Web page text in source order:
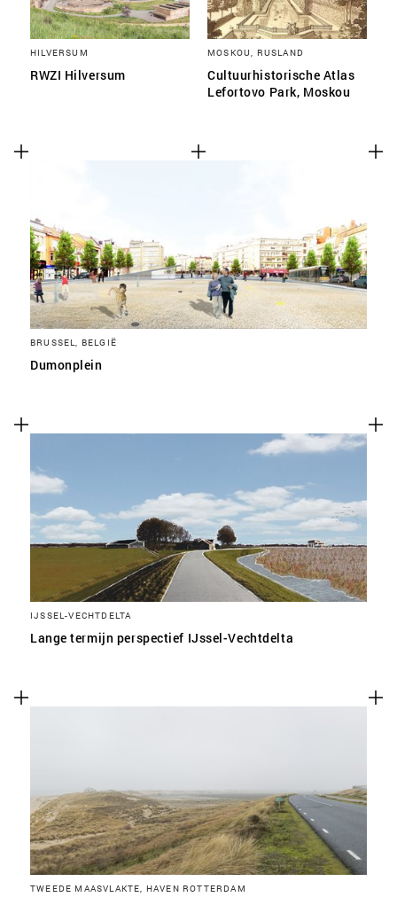
HILVERSUM
RWZI Hilversum
MOSKOU, RUSLAND
Cultuurhistorische Atlas
Lefortovo Park, Moskou
BRUSSEL, BELGIË
Dumonplein
IJSSEL-VECHTDELTA
Lange termijn perspectief IJssel-Vechtdelta
TWEEDE MAASVLAKTE, HAVEN ROTTERDAM